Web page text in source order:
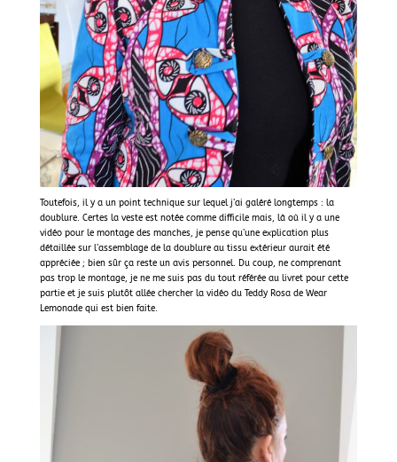
Toutefois, il y a un point technique sur lequel j’ai galéré longtemps : la
doublure. Certes la veste est notée comme difficile mais, là où il y a une
vidéo pour le montage des manches, je pense qu’une explication plus
détaillée sur l’assemblage de la doublure au tissu extérieur aurait été
appréciée ; bien sûr ça reste un avis personnel. Du coup, ne comprenant
pas trop le montage, je ne me suis pas du tout référée au livret pour cette
partie et je suis plutôt allée chercher la vidéo du Teddy Rosa de Wear
Lemonade qui est bien faite.